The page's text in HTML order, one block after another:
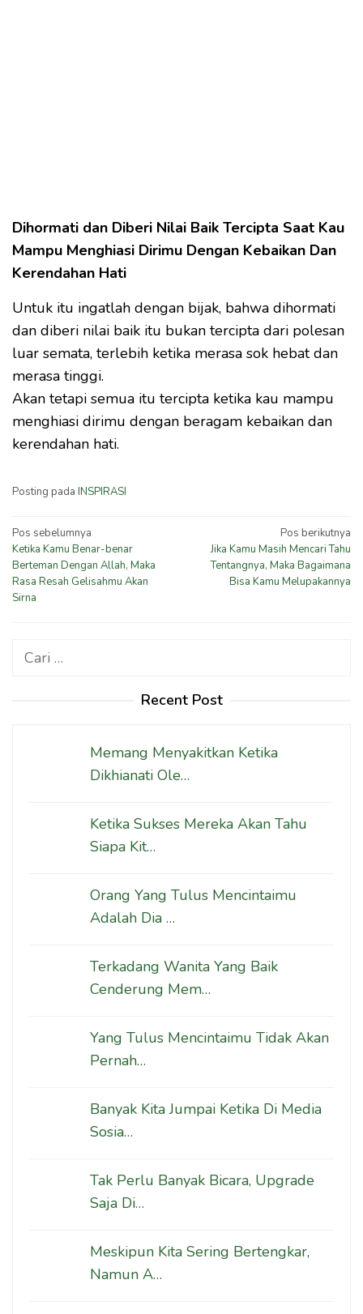
Dihormati dan Diberi Nilai Baik Tercipta Saat Kau
Mampu Menghiasi Dirimu Dengan Kebaikan Dan
Kerendahan Hati
Untuk itu ingatlah dengan bijak, bahwa dihormati
dan diberi nilai baik itu bukan tercipta dari polesan
luar semata, terlebih ketika merasa sok hebat dan
merasa tinggi.
Akan tetapi semua itu tercipta ketika kau mampu
menghiasi dirimu dengan beragam kebaikan dan
kerendahan hati.
Posting pada INSPIRASI
Navigasi
pos
Pos sebelumnya
Ketika Kamu Benar-benar
Berteman Dengan Allah, Maka
Rasa Resah Gelisahmu Akan
Sirna
Pos berikutnya
Jika Kamu Masih Mencari Tahu
Tentangnya, Maka Bagaimana
Bisa Kamu Melupakannya
Cari
Recent Post
Memang Menyakitkan Ketika
Dikhianati Ole…
Ketika Sukses Mereka Akan Tahu
Siapa Kit…
Orang Yang Tulus Mencintaimu
Adalah Dia …
Terkadang Wanita Yang Baik
Cenderung Mem…
Yang Tulus Mencintaimu Tidak Akan
Pernah…
Banyak Kita Jumpai Ketika Di Media
Sosia…
Tak Perlu Banyak Bicara, Upgrade
Saja Di…
Meskipun Kita Sering Bertengkar,
Namun A…